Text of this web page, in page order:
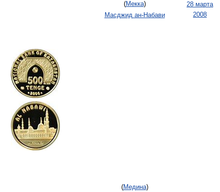
(Мекка)
28 марта
2008
Масджид ан-Набави
(Медина)